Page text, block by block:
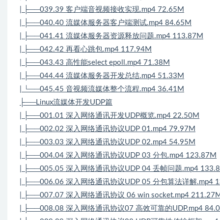
| ├──039.39 客户端音视频接收实现.mp4 72.65M
| ├──040.40 流媒体服务器客户端测试.mp4 84.65M
| ├──041.41 流媒体服务器资源释放问题.mp4 113.87M
| ├──042.42 再看心跳包.mp4 117.94M
| ├──043.43 高性能select epoll.mp4 71.38M
| ├──044.44 流媒体服务器开发总结.mp4 51.33M
| └──045.45 音视频流媒体整个流程.mp4 36.41M
├──Linux流媒体开发UDP篇
| ├──001.01 深入网络通讯开发UDP概览.mp4 22.50M
| ├──002.02 深入网络通讯协议UDP 01.mp4 79.97M
| ├──003.03 深入网络通讯协议UDP 02.mp4 54.95M
| ├──004.04 深入网络通讯协议UDP 03 分包.mp4 123.87M
| ├──005.05 深入网络通讯协议UDP 04 丢帧问题.mp4
| ├──006.06 深入网络通讯协议UDP 05 分包算法详解.mp4
| ├──007.07 深入网络通讯协议 06 win socket.mp4
| ├──008.08 深入网络通讯协议07 高效可靠的UDP.mp4